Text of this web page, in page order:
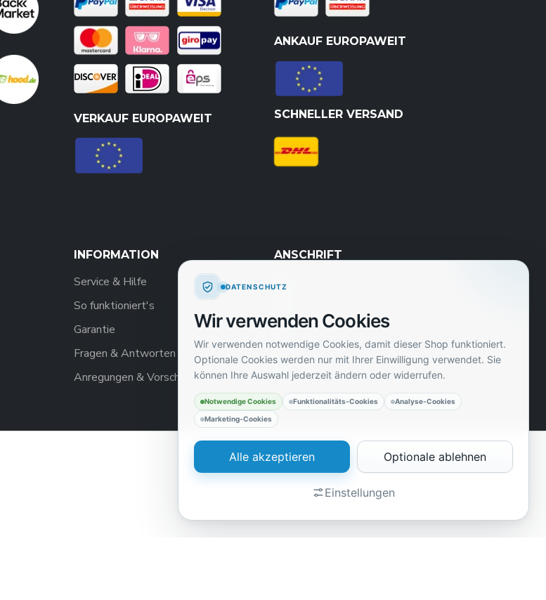
VERKAUF EUROPAWEIT
ANKAUF EUROPAWEIT
SCHNELLER VERSAND
INFORMATION
Service & Hilfe
So funktioniert's
Garantie
Fragen & Antworten
Anregungen & Vorschläge
ANSCHRIFT
60313 Frankfurt am Main
info@avatel.de
+49 (0)69-8009 9686
DATENSCHUTZ
Wir verwenden Cookies
Wir verwenden notwendige Cookies, damit dieser Shop funktioniert.
Optionale Cookies werden nur mit Ihrer Einwilligung verwendet. Sie
können Ihre Auswahl jederzeit ändern oder widerrufen.
Notwendige Cookies Funktionalitäts-Cookies Analyse-Cookies
Marketing-Cookies
Alle akzeptieren Optionale ablehnen
Einstellungen